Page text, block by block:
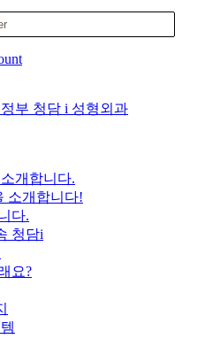
부 청담 i 성형외과
개합니다.
소개합니다!
다.
청담i
요?